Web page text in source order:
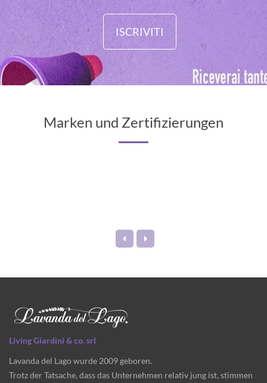
ISCRIVITI
Marken und Zertifizierungen
Living Giardini & co. srl
Lavanda del Lago wurde 2009 geboren.
Trotz der Tatsache, dass das Unternehmen relativ jung ist, stimmen